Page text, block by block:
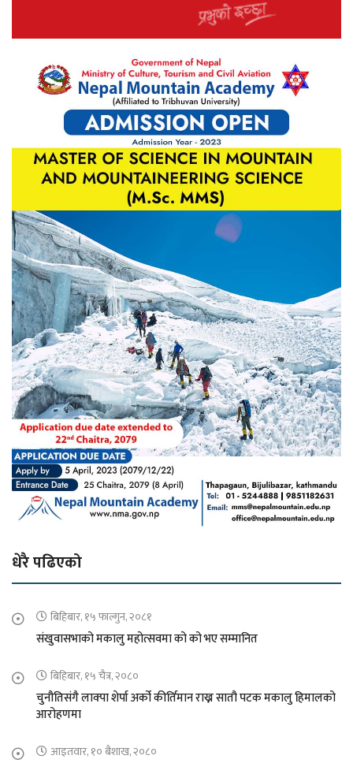
धेरै पढिएको
बिहिबार, १५ फाल्गुन, २०८१
संखुवासभाको मकालु महोत्सवमा को को भए सम्मानित
बिहिबार, १५ चैत्र, २०८०
चुनौतिसंगै लाक्पा शेर्पा अर्को कीर्तिमान राख्न सातौ पटक मकालु हिमालको
आरोहणमा
आइतवार, १० बैशाख, २०८०